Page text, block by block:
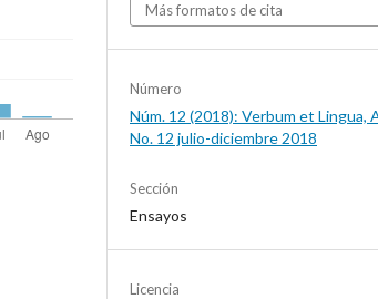
Más formatos de cita
Número
Núm. 12 (2018): Verbum et Lingua,
No. 12 julio-diciembre 2018
Sección
Ensayos
Licencia